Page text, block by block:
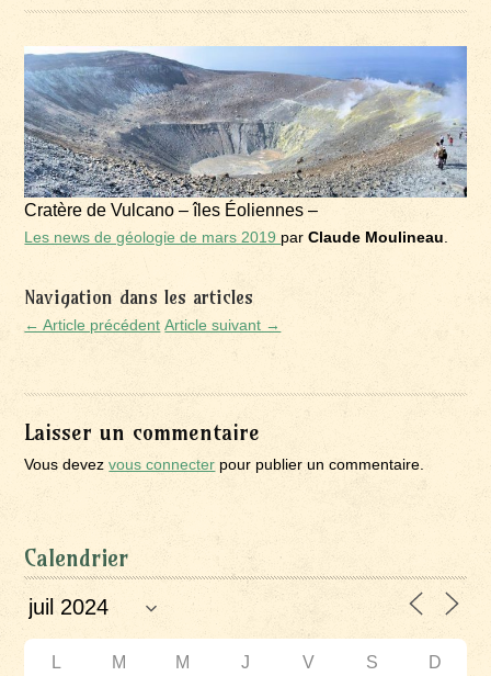
Cratère de Vulcano – îles Éoliennes –
Les news de géologie de mars 2019 parClaude Moulineau
Navigation dans les articles
← Article précédent Article suivant →
Laisser un commentaire
Vous devezvous connecter pour publier un commentaire.
Calendrier
L M M J V S D